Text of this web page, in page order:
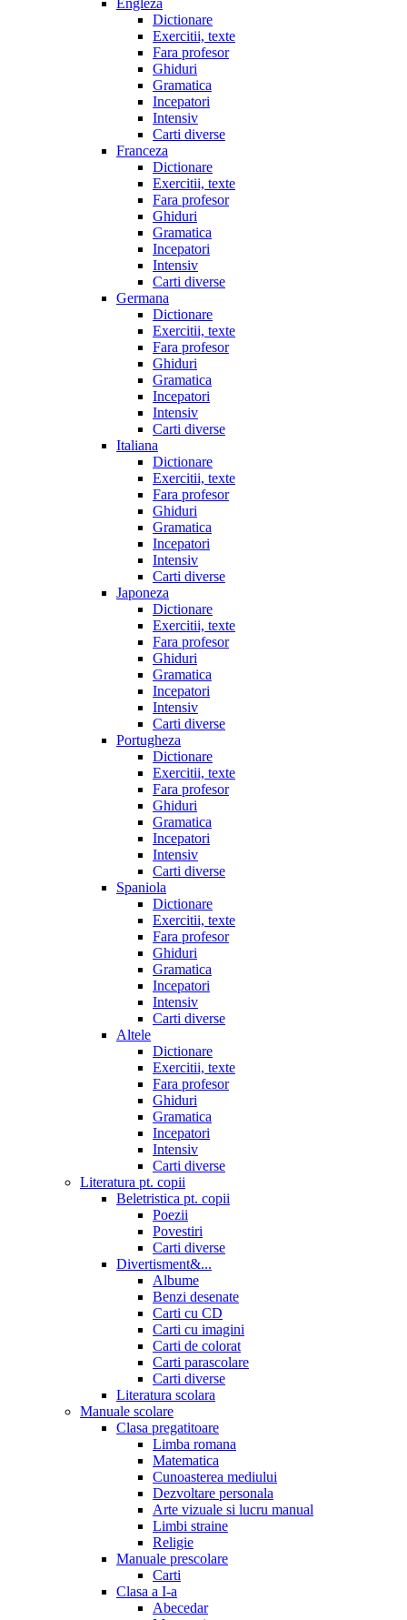
Engleza
Dictionare
Exercitii, texte
Fara profesor
Ghiduri
Gramatica
Incepatori
Intensiv
Carti diverse
Franceza
Dictionare
Exercitii, texte
Fara profesor
Ghiduri
Gramatica
Incepatori
Intensiv
Carti diverse
Germana
Dictionare
Exercitii, texte
Fara profesor
Ghiduri
Gramatica
Incepatori
Intensiv
Carti diverse
Italiana
Dictionare
Exercitii, texte
Fara profesor
Ghiduri
Gramatica
Incepatori
Intensiv
Carti diverse
Japoneza
Dictionare
Exercitii, texte
Fara profesor
Ghiduri
Gramatica
Incepatori
Intensiv
Carti diverse
Portugheza
Dictionare
Exercitii, texte
Fara profesor
Ghiduri
Gramatica
Incepatori
Intensiv
Carti diverse
Spaniola
Dictionare
Exercitii, texte
Fara profesor
Ghiduri
Gramatica
Incepatori
Intensiv
Carti diverse
Altele
Dictionare
Exercitii, texte
Fara profesor
Ghiduri
Gramatica
Incepatori
Intensiv
Carti diverse
Literatura pt. copii
Beletristica pt. copii
Poezii
Povestiri
Carti diverse
Divertisment&...
Albume
Benzi desenate
Carti cu CD
Carti cu imagini
Carti de colorat
Carti parascolare
Carti diverse
Literatura scolara
Manuale scolare
Clasa pregatitoare
Limba romana
Matematica
Cunoasterea mediului
Dezvoltare personala
Arte vizuale si lucru manual
Limbi straine
Religie
Manuale prescolare
Carti
Clasa a I-a
Abecedar